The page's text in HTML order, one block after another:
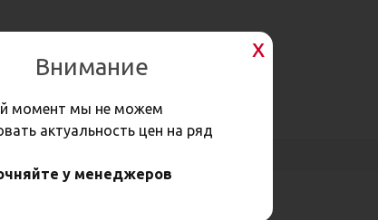
Внимание
момент мы не можем
актуальность цен на ряд
у менеджеров